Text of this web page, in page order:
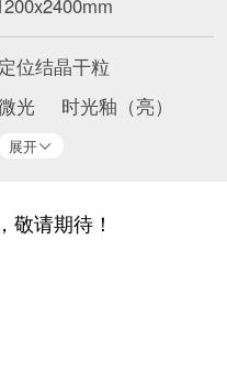
定位结晶干粒
光
时光釉（亮）
展开
敬请期待！